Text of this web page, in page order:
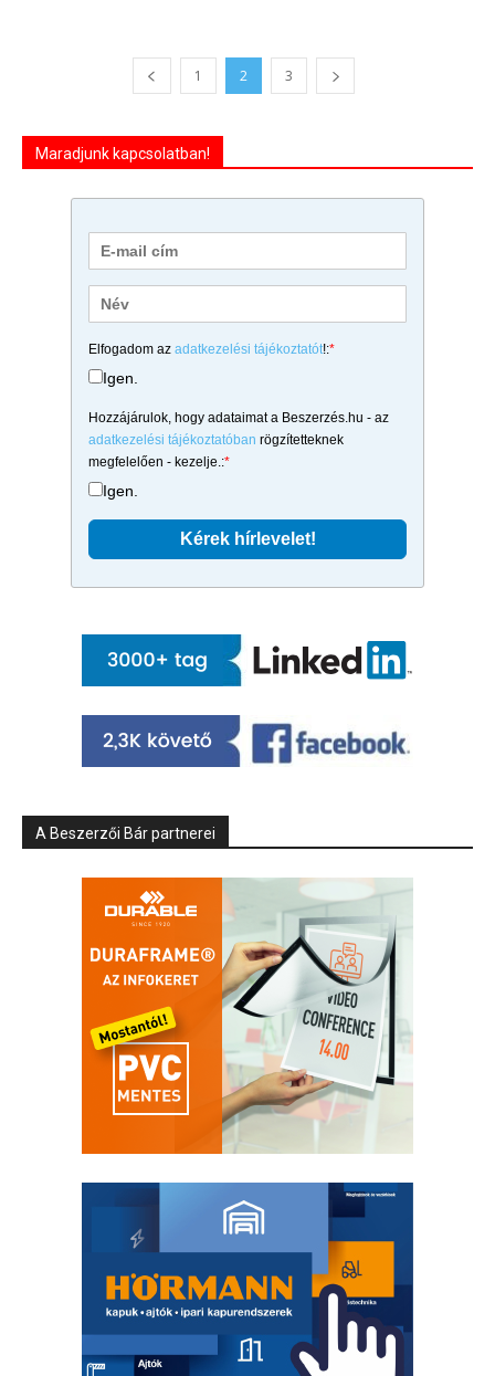
1 2 3
Maradjunk kapcsolatban!
Elfogadom az adatkezelési tájékoztatót!:*
Igen.
Hozzájárulok, hogy adataimat a Beszerzés.hu - az
adatkezelési tájékoztatóban rögzítetteknek
megfelelően - kezelje.:*
Igen.
A Beszerzői Bár partnerei